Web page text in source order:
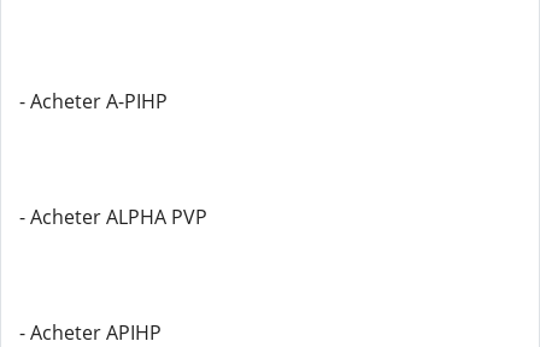
- Acheter A-PIHP
- Acheter ALPHA PVP
- Acheter APIHP